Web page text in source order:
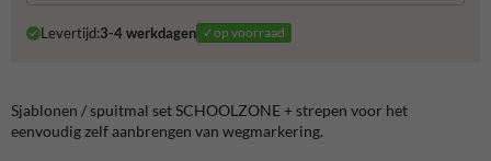
Levertijd:3-4 werkdagen ✓op voorraad
Sjablonen / spuitmal set SCHOOLZONE + strepen voor het
eenvoudig zelf aanbrengen van wegmarkering.